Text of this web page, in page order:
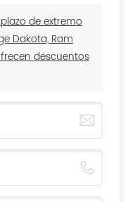
de extremo
Dakota, Ram
descuentos